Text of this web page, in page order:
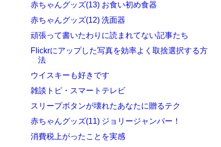
赤ちゃんグッズ(13) お食い初め食器
赤ちゃんグッズ(12) 洗面器
頑張って書いたわりに読まれてない記事たち
Flickrにアップした写真を効率よく取捨選択する方
法
ウイスキーも好きです
雑談トピ・スマートテレビ
スリープボタンが壊れたあなたに贈るテク
赤ちゃんグッズ(11) ジョリージャンパー！
消費税上がったことを実感